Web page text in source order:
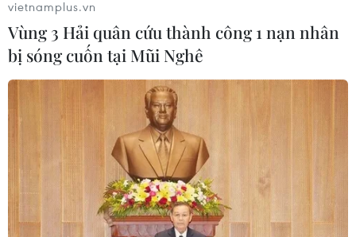
vietnamplus.vn
Vùng 3 Hải quân cứu thành công 1 nạn nhân
bị sóng cuốn tại Mũi Nghê